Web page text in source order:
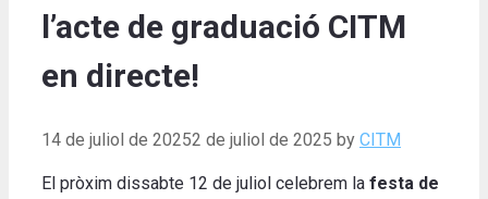
l’acte de graduació CITM
en directe!
14 de juliol de 20252 de juliol de 2025 by CITM
El pròxim dissabte 12 de juliol celebrem la festa de